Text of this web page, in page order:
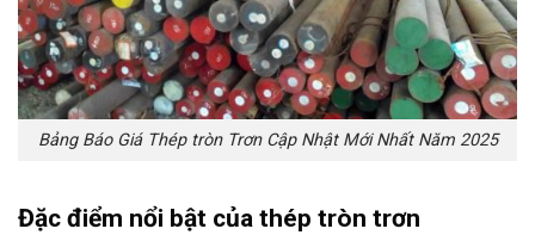
Bảng Báo Giá Thép tròn Trơn Cập Nhật Mới Nhất Năm 2025
Đặc điểm nổi bật của thép tròn trơn